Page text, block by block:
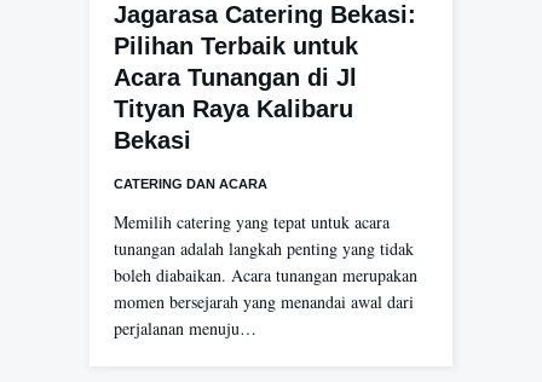
Jagarasa Catering Bekasi:
Pilihan Terbaik untuk
Acara Tunangan di Jl
Tityan Raya Kalibaru
Bekasi
CATERING DAN ACARA
Memilih catering yang tepat untuk acara
tunangan adalah langkah penting yang tidak
boleh diabaikan. Acara tunangan merupakan
momen bersejarah yang menandai awal dari
perjalanan menuju…